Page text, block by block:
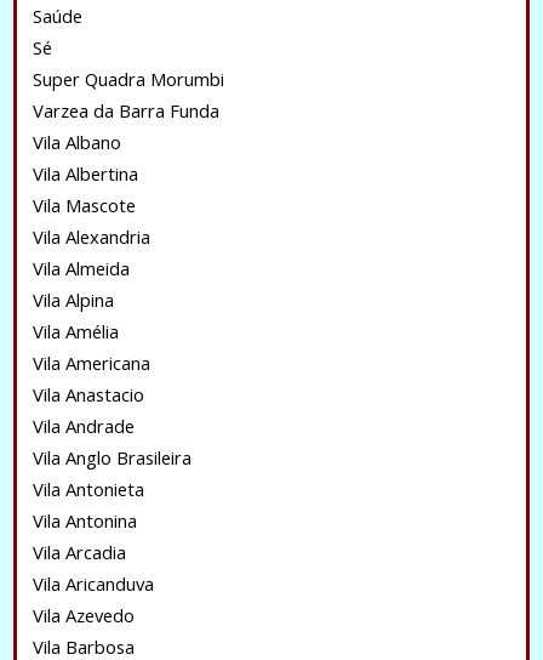
Saúde
Sé
Super Quadra Morumbi
Varzea da Barra Funda
Vila Albano
Vila Albertina
Vila Mascote
Vila Alexandria
Vila Almeida
Vila Alpina
Vila Amélia
Vila Americana
Vila Anastacio
Vila Andrade
Vila Anglo Brasileira
Vila Antonieta
Vila Antonina
Vila Arcadia
Vila Aricanduva
Vila Azevedo
Vila Barbosa